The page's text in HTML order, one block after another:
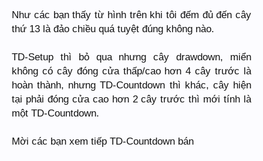
Như các bạn thấy từ hình trên khi tôi đếm đủ đến cây
thứ 13 là đảo chiều quá tuyệt đúng không nào.
TD-Setup thì bỏ qua nhưng cây drawdown, miển
không có cây đóng cửa thấp/cao hơn 4 cây trước là
hoàn thành, nhưng TD-Countdown thì khác, cây hiện
tại phải đóng cửa cao hơn 2 cây trước thì mới tính là
một TD-Countdown.
Mời các bạn xem tiếp TD-Countdown bán